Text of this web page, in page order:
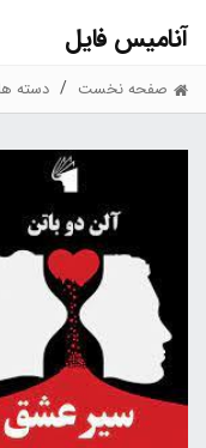
آنامیس فایل
صفحه نخست دسته